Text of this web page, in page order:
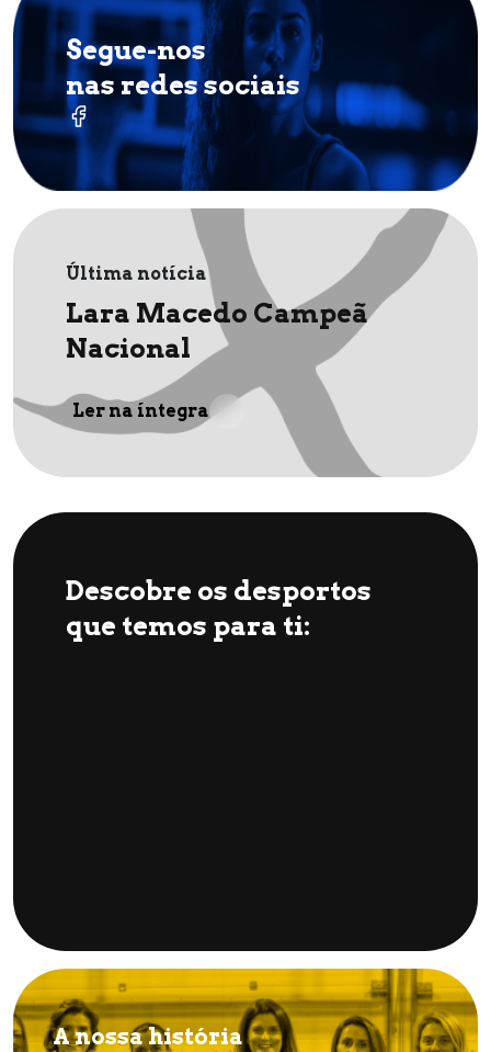
Segue-nos
nas redes sociais
Última notícia
Lara Macedo Campeã
Nacional
Ler na íntegra
Descobre os desportos
que temos para ti:
A nossa história